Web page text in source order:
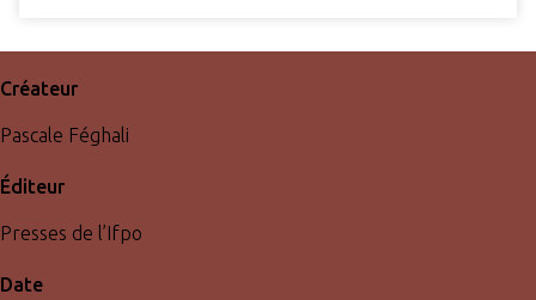
Créateur
Pascale Féghali
Éditeur
Presses de l’Ifpo
Date